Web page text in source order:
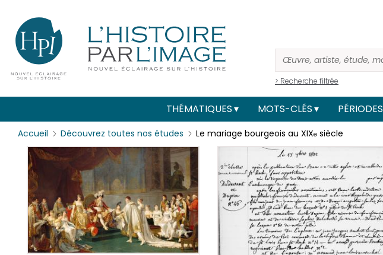
> Recherche filtrée
Menu
secondaire
(header)
Main
navigation
THÉMATIQUES MOTS-CLÉS PÉRIODES
Accueil Découvrez toutes nos études Le mariage bourgeois au XIXe siècle